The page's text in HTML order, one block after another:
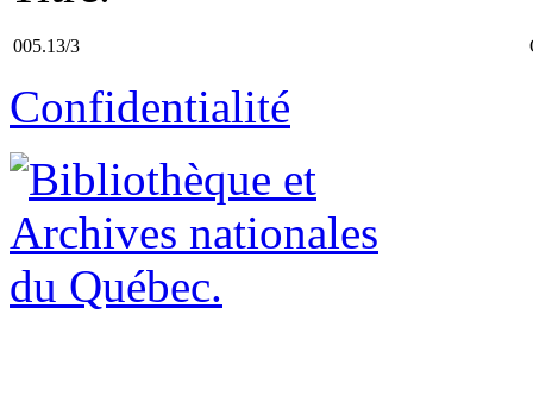
005.13/3
Confidentialité